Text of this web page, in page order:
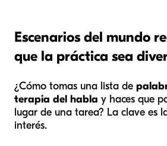
Escenarios del mundo
que la práctica sea
¿Cómo tomas una lista de
terapia del habla y haces que
lugar de una tarea? La clave es
interés.